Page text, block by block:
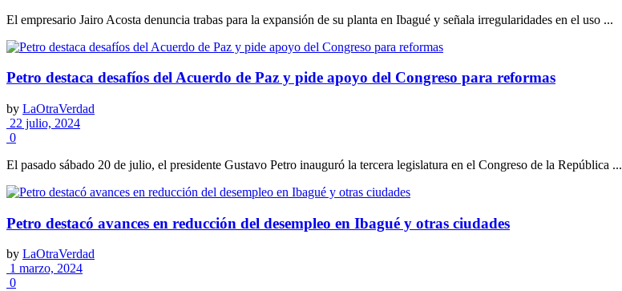
El empresario Jairo Acosta denuncia trabas para la expansión de su planta en Ibagué y señala irregularidades en el uso ...
Petro destaca desafíos del Acuerdo de Paz y pide apoyo del Congreso para reformas
by LaOtraVerdad
22 julio, 2024
0
El pasado sábado 20 de julio, el presidente Gustavo Petro inauguró la tercera legislatura en el Congreso de la República ...
Petro destacó avances en reducción del desempleo en Ibagué y otras ciudades
by LaOtraVerdad
1 marzo, 2024
0